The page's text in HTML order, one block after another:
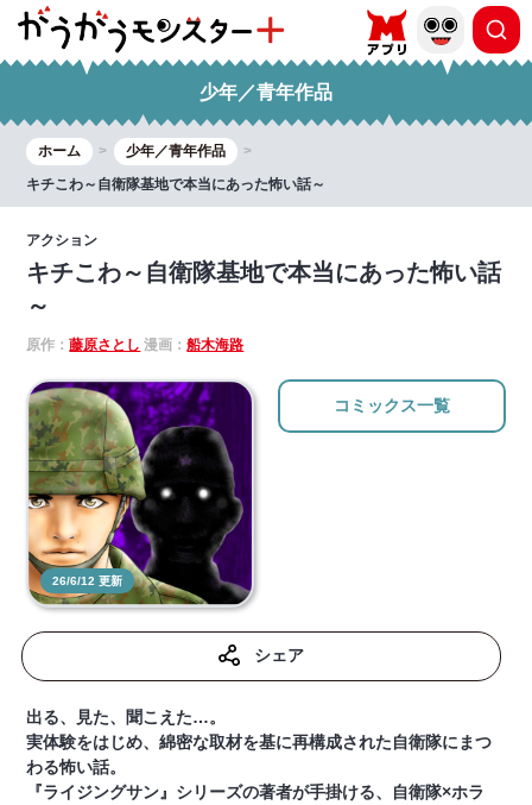
少年／青年作品
ホーム
少年／青年作品
キチこわ～自衛隊基地で本当にあった怖い話～
アクション
キチこわ～自衛隊基地で本当にあった怖い話
～
原作：藤原さとし 漫画：船木海路
26/6/12 更新
コミックス一覧
シェア
出る、見た、聞こえた…。
実体験をはじめ、綿密な取材を基に再構成された自衛隊にまつ
わる怖い話。
『ライジングサン』シリーズの著者が手掛ける、自衛隊×ホラ